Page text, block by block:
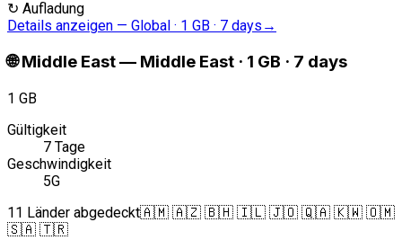
↻ Aufladung
Details anzeigen — Global · 1 GB · 7 days →
🌐 Middle East— Middle East · 1 GB · 7 days
1 GB
Gültigkeit
7 Tage
Geschwindigkeit
5G
11 Länder abgedeckt🇦🇲 🇦🇿 🇧🇭 🇮🇱 🇯🇴 🇶🇦 🇰🇼 🇴🇲
🇸🇦 🇹🇷